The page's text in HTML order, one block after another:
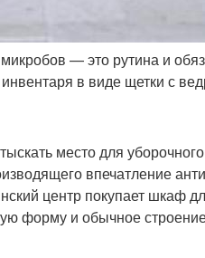
— это рутина и
в виде щетки с
место для
впечатление
центр покупает шкаф
форму и обычное